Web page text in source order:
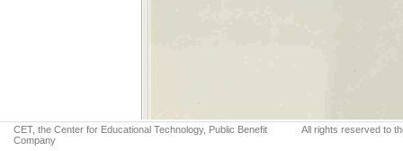
CET, the Center for Educational Technology, Public Benefit
Company
All rights reserved to